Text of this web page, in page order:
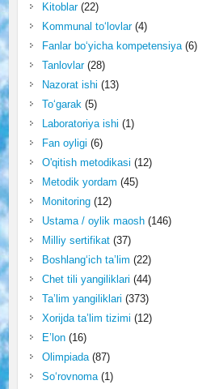
Kitoblar(22)
Kommunal to‘lovlar(4)
Fanlar bo‘yicha kompetensiya(6)
Tanlovlar(28)
Nazorat ishi (13)
To‘garak(5)
Laboratoriya ishi (1)
Fan oyligi (6)
O'qitish metodikasi (12)
Metodik yordam (45)
Monitoring(12)
Ustama / oylik maosh(146)
Milliy sertifikat(37)
Boshlang‘ich ta’lim (22)
Chet tili yangiliklari (44)
Ta’lim yangiliklari (373)
Xorijda ta’lim tizimi (12)
E’lon(16)
Olimpiada(87)
So‘rovnoma(1)